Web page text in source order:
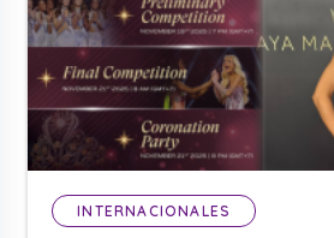
INTERNACIONALES